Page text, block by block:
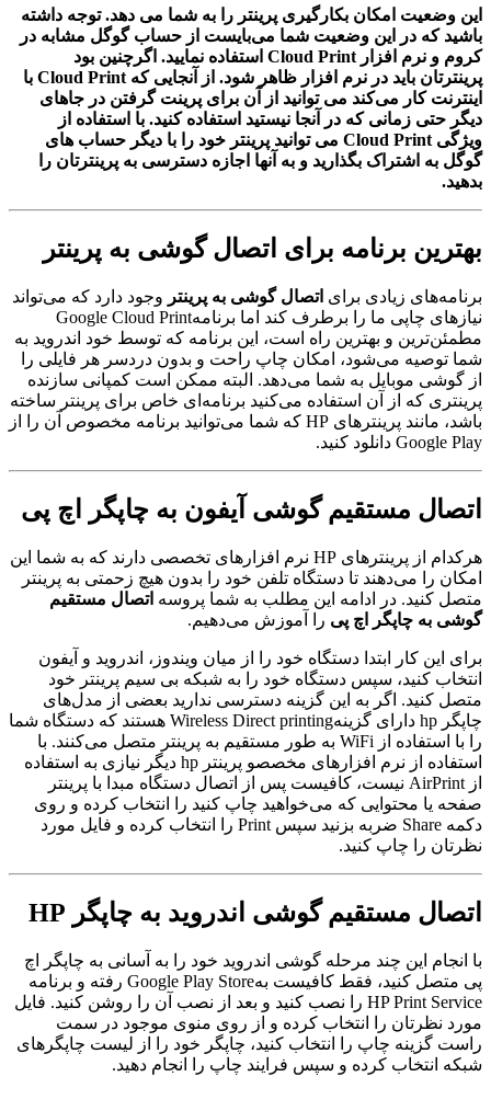
این وضعیت امکان بکارگیری پرینتر را به شما می دهد. توجه داشته
باشید که در این وضعیت شما می‌بایست از حساب گوگل مشابه در
کروم و نرم افزار Cloud Print استفاده نمایید. اگرچنین بود
پرینترتان باید در نرم افزار ظاهر شود. از آنجایی که Cloud Print با
اینترنت کار می‌کند می توانید از آن برای پرینت گرفتن در جاهای
دیگر حتی زمانی که در آنجا نیستید استفاده کنید. با استفاده از
ویژگی Cloud Print می توانید پرینتر خود را با دیگر حساب های
گوگل به اشتراک بگذارید و به آنها اجازه دسترسی به پرینترتان را
بدهید.
بهترین برنامه برای اتصال گوشی به پرینتر
برنامه‌های زیادی برای اتصال گوشی به پرینتر وجود دارد که می‌تواند
نیاز‌های چاپی ما را برطرف کند اما برنامهGoogle Cloud Print
مطمئن‌ترین و بهترین راه است، این برنامه که توسط خود اندروید به
شما توصیه می‌‎‌شود، امکان چاپ راحت و بدون دردسر هر فایلی را
از گوشی موبایل به شما می‌دهد. البته ممکن است کمپانی سازنده
پرینتری که از آن استفاده می‌کنید برنامه‌ای خاص برای پرینتر ساخته
باشد، مانند پرینتر‌های HP که شما می‌توانید برنامه مخصوص آن را از
Google Play دانلود کنید.
اتصال مستقیم گوشی آیفون به چاپگر اچ پی
هرکدام از پرینتر‌های HP نرم افزار‌های تخصصی دارند که به شما این
امکان را می‌دهند تا دستگاه تلفن خود را بدون هیچ زحمتی به پرینتر
متصل کنید. در ادامه این مطلب به شما پروسه اتصال مستقیم
گوشی به چاپگر اچ پی را آموزش می‌دهیم.
برای این کار ابتدا دستگاه خود را از میان ویندوز، اندروید و آیفون
انتخاب کنید، سپس دستگاه خود را به شبکه بی سیم پرینتر خود
متصل کنید. اگر به این گزینه دسترسی ندارید بعضی از مدل‌های
چاپگر hp دارای گزینهWireless Direct printing هستند که دستگاه شما
را با استفاده از WiFi به طور مستقیم به پرینتر متصل می‌کنند. با
استفاده از نرم افزارهای مخصصو پرینتر hp دیگر نیازی به استفاده
از AirPrint نیست، کافیست پس از اتصال دستگاه مبدا با پرینتر
صفحه یا محتوایی که می‌خواهید چاپ کنید را انتخاب کرده و روی
دکمه Share ضربه بزنید سپس Print را انتخاب کرده و فایل مورد
نظرتان را چاپ کنید.
اتصال مستقیم گوشی اندروید به چاپگر HP
با انجام این چند مرحله گوشی اندروید خود را به آسانی به چاپگر اچ
پی متصل کنید، فقط کافیست بهGoogle Play Store رفته و برنامه
HP Print Service را نصب کنید و بعد از نصب آن را روشن کنید. فایل
مورد نظرتان را انتخاب کرده و از روی منوی موجود در سمت
راست گزینه چاپ را انتخاب کنید، چاپگر خود را از لیست چاپگر‌های
شبکه انتخاب کرده و سپس فرایند چاپ را انجام دهید.